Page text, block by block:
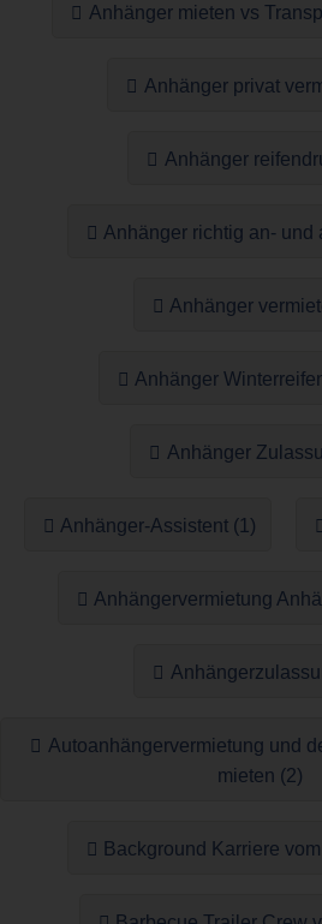
Anhänger mieten vs
Anhänger privat
Anhänger
Anhänger richtig an- und
Anhänger
Anhänger
Anhänger
Anhänger-Assistent (1)
Anhängervermietung
Autoanhängervermietung und
mieten (2)
Background Karriere